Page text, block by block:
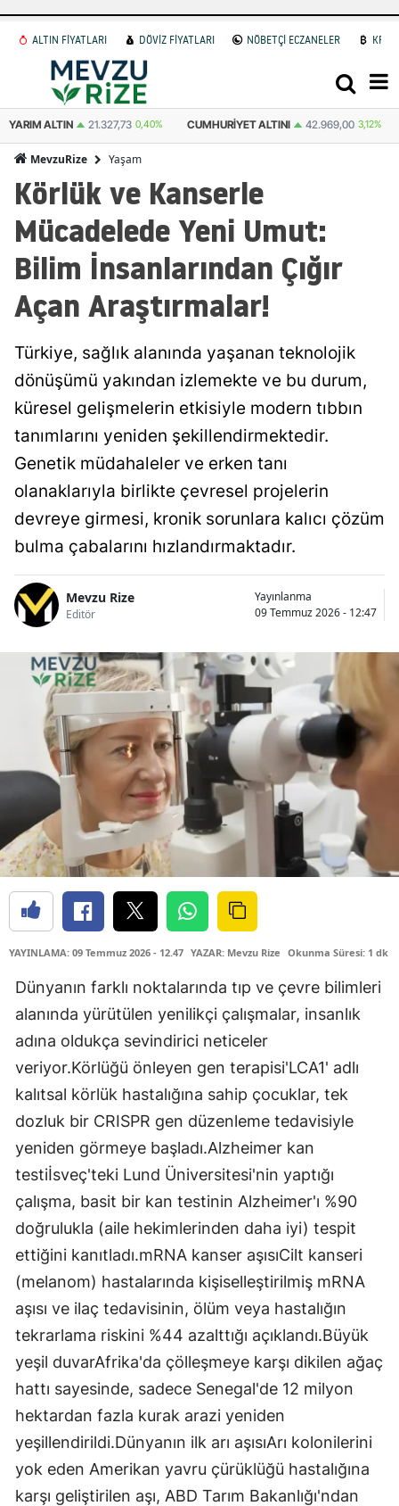
ALTIN FİYATLARI DÖVİZ FİYATLARI NÖBETÇİ ECZANELER
YARIM ALTIN 21.327,73 0,40% CUMHURIYET ALTINI 42.969,00 3,12%
MevzuRize Yaşam
Körlük ve Kanserle
Mücadelede Yeni Umut:
Bilim İnsanlarından Çığır
Açan Araştırmalar!
Türkiye, sağlık alanında yaşanan teknolojik
dönüşümü yakından izlemekte ve bu durum,
küresel gelişmelerin etkisiyle modern tıbbın
tanımlarını yeniden şekillendirmektedir.
Genetik müdahaleler ve erken tanı
olanaklarıyla birlikte çevresel projelerin
devreye girmesi, kronik sorunlara kalıcı çözüm
bulma çabalarını hızlandırmaktadır.
Mevzu Rize
Editör
Yayınlanma
09 Temmuz 2026 - 12:47
YAYINLAMA: 09 Temmuz 2026 - 12.47 YAZAR: Mevzu Rize Okunma Süresi: 1 dk
Dünyanın farklı noktalarında tıp ve çevre bilimleri
alanında yürütülen yenilikçi çalışmalar, insanlık
adına oldukça sevindirici neticeler
veriyor.Körlüğü önleyen gen terapisi'LCA1' adlı
kalıtsal körlük hastalığına sahip çocuklar, tek
dozluk bir CRISPR gen düzenleme tedavisiyle
yeniden görmeye başladı.Alzheimer kan
testiİsveç'teki Lund Üniversitesi'nin yaptığı
çalışma, basit bir kan testinin Alzheimer'ı %90
doğrulukla (aile hekimlerinden daha iyi) tespit
ettiğini kanıtladı.mRNA kanser aşısıCilt kanseri
(melanom) hastalarında kişiselleştirilmiş mRNA
aşısı ve ilaç tedavisinin, ölüm veya hastalığın
tekrarlama riskini %44 azalttığı açıklandı.Büyük
yeşil duvarAfrika'da çölleşmeye karşı dikilen ağaç
hattı sayesinde, sadece Senegal'de 12 milyon
hektardan fazla kurak arazi yeniden
yeşillendirildi.Dünyanın ilk arı aşısıArı kolonilerini
yok eden Amerikan yavru çürüklüğü hastalığına
karşı geliştirilen aşı, ABD Tarım Bakanlığı'ndan